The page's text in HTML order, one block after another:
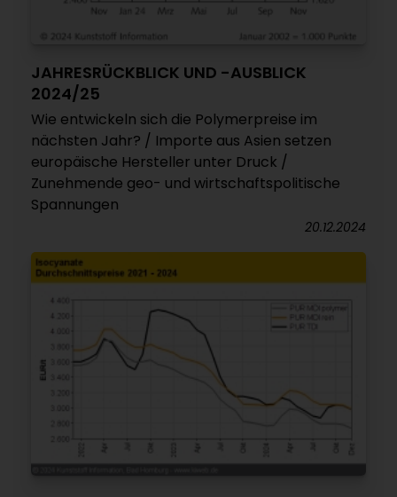
JAHRESRÜCKBLICK UND -AUSBLICK
2024/25
Wie entwickeln sich die Polymerpreise im
nächsten Jahr? / Importe aus Asien setzen
europäische Hersteller unter Druck /
Zunehmende geo- und wirtschaftspolitische
Spannungen
20.12.2024